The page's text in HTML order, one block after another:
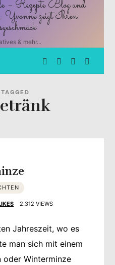
& mehr...
2.312 VIEWS
Jahreszeit, wo es
man sich mit einem
oder Winterminze